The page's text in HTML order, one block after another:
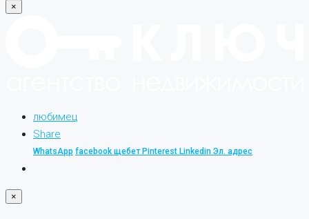
×
любимец
Share
WhatsApp facebook щебет Pinterest Linkedin Эл. адрес
×